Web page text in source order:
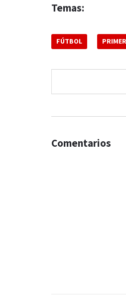
Temas:
FÚTBOL
Comentarios